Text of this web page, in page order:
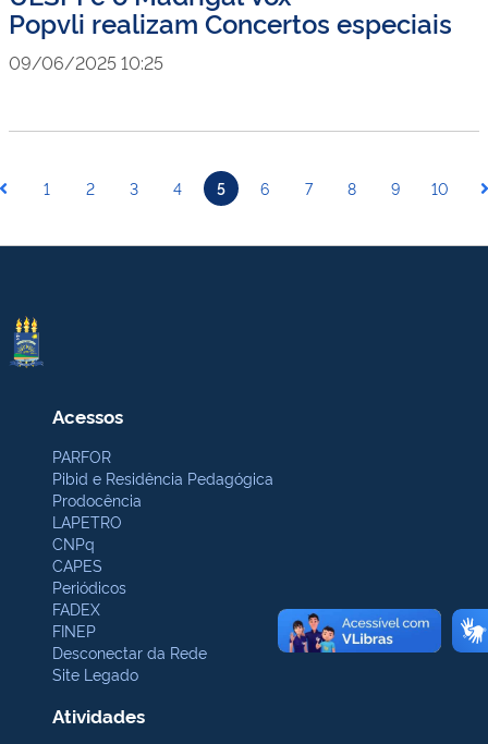
Popvli realizam Concertos especiais
09/06/2025 10:25
1 2 3 4 5 6 7 8 9 10
Acessos
PARFOR
Pibid e Residência Pedagógica
Prodocência
LAPETRO
CNPq
CAPES
Periódicos
FADEX
FINEP
Desconectar da Rede
Site Legado
Atividades